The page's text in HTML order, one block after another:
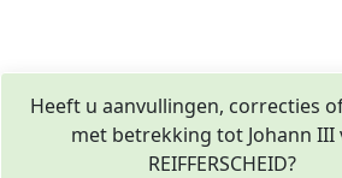
Heeft u aanvullingen, correcties
met betrekking tot Johann III
REIFFERSCHEID?